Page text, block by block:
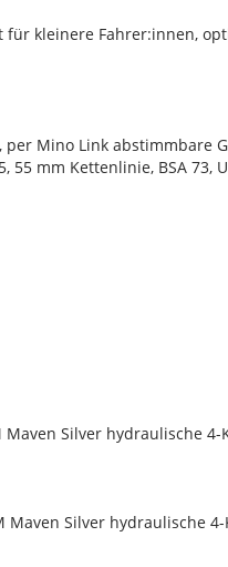
kleinere Fahrer:innen,
Mino Link abstimmbare
mm Kettenlinie, BSA 73,
Silver hydraulische
Silver hydraulische